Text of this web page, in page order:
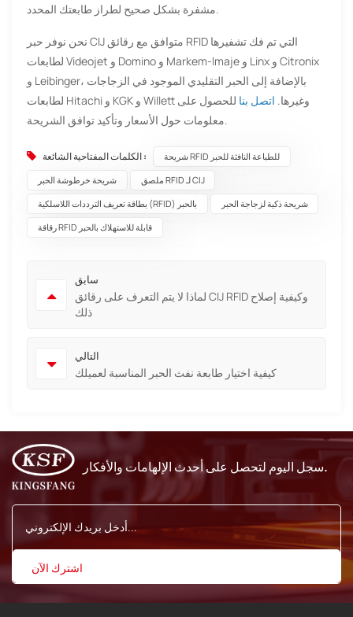
مشفرة بشكل صحيح لطراز طابعتك المحدد.
نحن نوفر حبر CIJ متوافق مع رقائق RFID التي تم فك تشفيرها
لطابعات Videojet و Domino و Markem-Imaje و Linx و Citronix
و Leibinger، بالإضافة إلى الحبر التقليدي الموجود في الزجاجات
لطابعات Hitachi و KGK و Willett وغيرها. اتصل بنا للحصول على
معلومات حول الأسعار وتأكيد توافق الشريحة.
الكلمات المفتاحية الشائعة :
شريحة RFID للطباعة النافثة للحبر
شريحة خرطوشة الحبر
ملصق RFID لـ CIJ
بطاقة تعريف الترددات اللاسلكية (RFID) بالحبر
شريحة ذكية لزجاجة الحبر
رقاقة RFID قابلة للاستهلاك بالحبر
سابق
لماذا لا يتم التعرف على رقائق CIJ RFID وكيفية إصلاح
ذلك
التالي
كيفية اختيار طابعة نفث الحبر المناسبة لعميلك
سجل اليوم لتحصل على أحدث الإلهامات والأفكار.